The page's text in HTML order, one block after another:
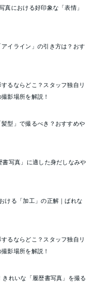
真における好印象な「表情」
イライン」の引き方は？おす
るならどこ？スタッフ独自リ
影場所を解説！
型」で撮るべき？おすすめや
写真」に適した身だしなみや
ける「加工」の正解｜ばれな
るならどこ？スタッフ独自リ
影場所を解説！
れいな「履歴書写真」を撮る